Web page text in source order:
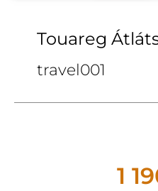
Touareg
travel001
1